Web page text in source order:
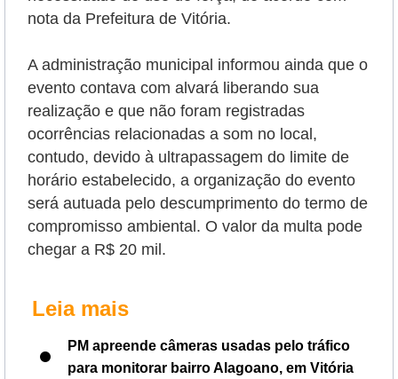
nota da Prefeitura de Vitória.
A administração municipal informou ainda que o
evento contava com alvará liberando sua
realização e que não foram registradas
ocorrências relacionadas a som no local,
contudo, devido à ultrapassagem do limite de
horário estabelecido, a organização do evento
será autuada pelo descumprimento do termo de
compromisso ambiental. O valor da multa pode
chegar a R$ 20 mil.
Leia mais
PM apreende câmeras usadas pelo tráfico
para monitorar bairro Alagoano, em Vitória